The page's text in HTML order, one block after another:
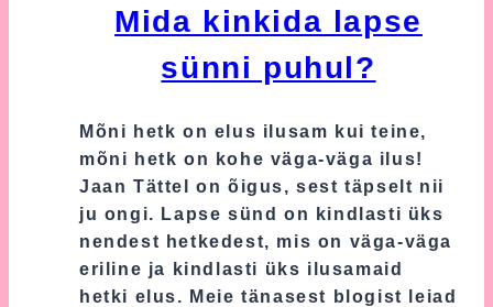
Mida kinkida lapse
sünni puhul?
Mõni hetk on elus ilusam kui teine,
mõni hetk on kohe väga-väga ilus!
Jaan Tättel on õigus, sest täpselt nii
ju ongi. Lapse sünd on kindlasti üks
nendest hetkedest, mis on väga-väga
eriline ja kindlasti üks ilusamaid
hetki elus. Meie tänasest blogist leiad